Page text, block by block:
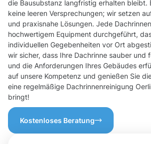
die Bausubstanz langfristig erhalten bleibt.
keine leeren Versprechungen; wir setzen
und praxisnahe Lösungen. Jede
hochwertigem Equipment durchgeführt,
individuellen Gegebenheiten vor Ort
wir sicher, dass Ihre Dachrinne sauber und
und die Anforderungen Ihres Gebäudes
auf unsere Kompetenz und genießen Sie
eine regelmäßige Dachrinnenreinigung
bringt!
Kostenloses Beratung